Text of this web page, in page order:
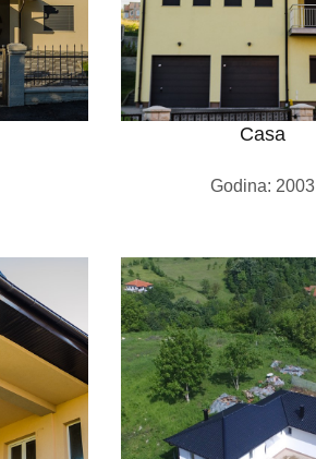
Casa
Godina: 2003